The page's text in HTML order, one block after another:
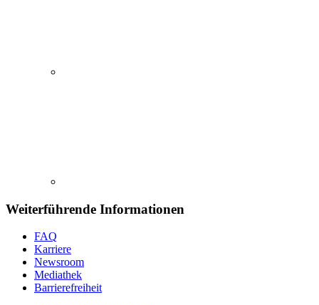
Weiterführende Informationen
FAQ
Karriere
Newsroom
Mediathek
Barrierefreiheit